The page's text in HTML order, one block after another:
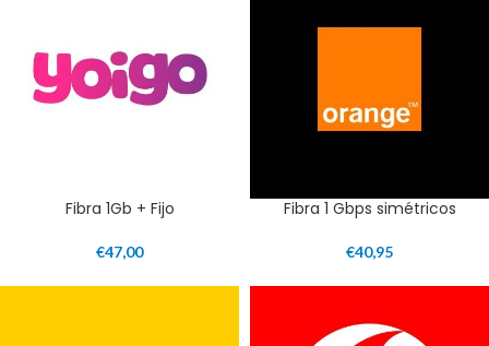
Fibra 1Gb + Fijo
€47,00
Fibra 1 Gbps simétricos
€40,95